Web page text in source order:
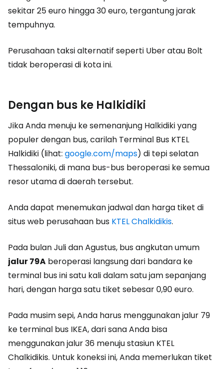
sekitar 25 euro hingga 30 euro, tergantung jarak
tempuhnya.
Perusahaan taksi alternatif seperti Uber atau Bolt
tidak beroperasi di kota ini.
Dengan bus ke Halkidiki
Jika Anda menuju ke semenanjung Halkidiki yang
populer dengan bus, carilah Terminal Bus KTEL
Halkidiki (lihat: google.com/maps) di tepi selatan
Thessaloniki, di mana bus-bus beroperasi ke semua
resor utama di daerah tersebut.
Anda dapat menemukan jadwal dan harga tiket di
situs web perusahaan bus KTEL Chalkidikis.
Pada bulan Juli dan Agustus, bus angkutan umum
jalur 79A beroperasi langsung dari bandara ke
terminal bus ini satu kali dalam satu jam sepanjang
hari, dengan harga satu tiket sebesar 0,90 euro.
Pada musim sepi, Anda harus menggunakan jalur 79
ke terminal bus IKEA, dari sana Anda bisa
menggunakan jalur 36 menuju stasiun KTEL
Chalkidikis. Untuk koneksi ini, Anda memerlukan tiket